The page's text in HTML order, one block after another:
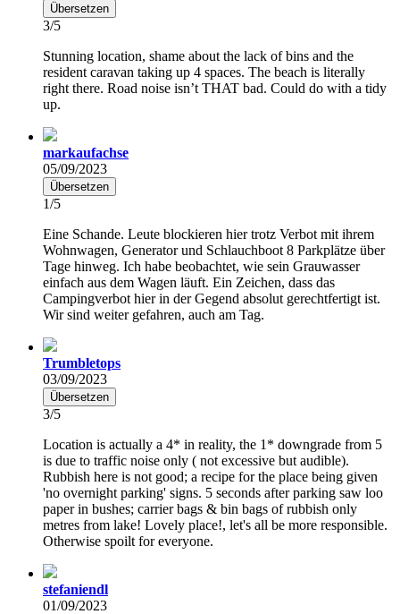
Übersetzen
3/5
Stunning location, shame about the lack of bins and the
resident caravan taking up 4 spaces. The beach is literally
right there. Road noise isn’t THAT bad. Could do with a tidy
up.
markaufachse
05/09/2023
Übersetzen
1/5
Eine Schande. Leute blockieren hier trotz Verbot mit ihrem
Wohnwagen, Generator und Schlauchboot 8 Parkplätze über
Tage hinweg. Ich habe beobachtet, wie sein Grauwasser
einfach aus dem Wagen läuft. Ein Zeichen, dass das
Campingverbot hier in der Gegend absolut gerechtfertigt ist.
Wir sind weiter gefahren, auch am Tag.
Trumbletops
03/09/2023
Übersetzen
3/5
Location is actually a 4* in reality, the 1* downgrade from 5
is due to traffic noise only ( not excessive but audible).
Rubbish here is not good; a recipe for the place being given
'no overnight parking' signs. 5 seconds after parking saw loo
paper in bushes; carrier bags & bin bags of rubbish only
metres from lake! Lovely place!, let's all be more responsible.
Otherwise spoilt for everyone.
stefaniendl
01/09/2023